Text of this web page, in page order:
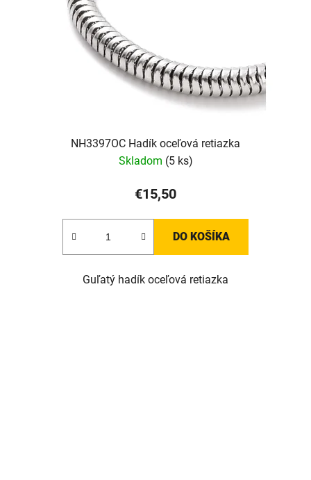
NH3397OC Hadík oceľová retiazka
Skladom (5 ks)
€15,50
DO KOŠÍKA
Guľatý hadík oceľová retiazka